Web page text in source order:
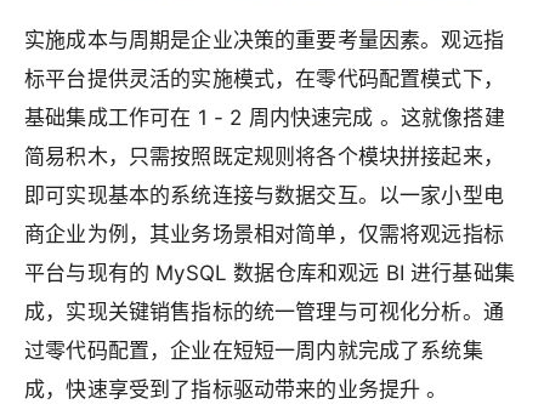
实施成本与周期是企业决策的重要考量因素。观远指
标平台提供灵活的实施模式，在零代码配置模式下，
基础集成工作可在 1 - 2 周内快速完成 。这就像搭建
简易积木，只需按照既定规则将各个模块拼接起来，
即可实现基本的系统连接与数据交互。以一家小型电
商企业为例，其业务场景相对简单，仅需将观远指标
平台与现有的 MySQL 数据仓库和观远 BI 进行基础集
成，实现关键销售指标的统一管理与可视化分析。通
过零代码配置，企业在短短一周内就完成了系统集
成，快速享受到了指标驱动带来的业务提升 。